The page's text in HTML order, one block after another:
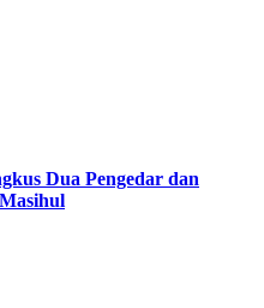
Dua Pengedar dan